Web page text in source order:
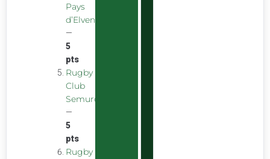
Pays
d’Elven
—
5
pts
Rugby
Club
Semurois
—
5
pts
Rugby